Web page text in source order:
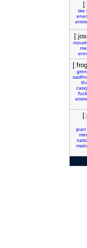
tire
fuck
jean
main